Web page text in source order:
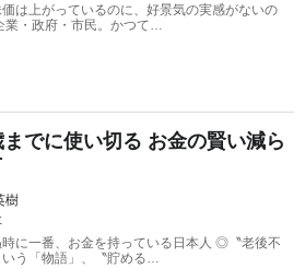
価は上がっているのに、好景気の実感がないの
業・政府・市民。かつて…
でに使い切る お金の賢い減ら
樹
に一番、お金を持っている日本人 ◎〝老後不
いう「物語」、〝貯める…